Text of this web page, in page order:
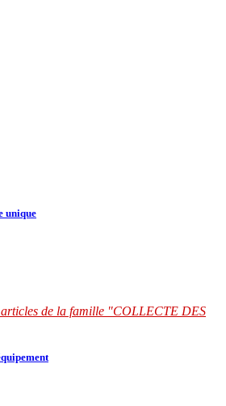
unique
articles de la famille "COLLECTE DES